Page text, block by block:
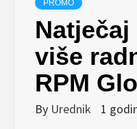
PROMO
Natječaj
više
RPM
By Urednik 1